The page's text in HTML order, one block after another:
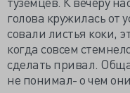
голова кружилась от
совали листья коки,
когда совсем
сделать привал.
не понимал- о чем